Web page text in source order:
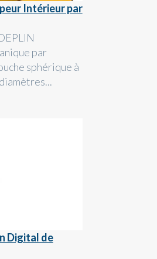
Intérieur par
par
sphérique à
Digital de